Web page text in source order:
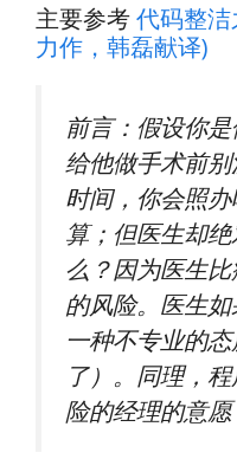
主要参考代码整
力作，韩磊献译)
前言：假设你
给他做手术前
时间，你会照
算；但医生却
么？因为医生
的风险。医生
一种不专业的
了）。同理，
险的经理的意愿